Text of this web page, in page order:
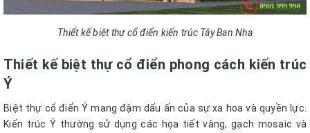
Thiết kế biệt thự cổ điển kiến trúc Tây Ban Nha
Thiết kế biệt thự cổ điển phong cách kiến trúc
Ý
Biệt thự cổ điển Ý mang đậm dấu ấn của sự xa hoa và quyền lực.
Kiến trúc Ý thường sử dụng các họa tiết vàng, gạch mosaic và